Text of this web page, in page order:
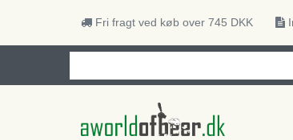
Fri fragt ved køb over 745 DKK